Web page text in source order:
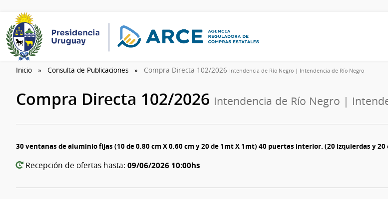
Inicio Consulta de Publicaciones Compra Directa 102/2026 Intendencia de Río Negro | Intendencia de Río Negro
Compra Directa 102/2026 Intendencia de Río Negro |
30 ventanas de aluminio fijas (10 de 0.80 cm X 0.60 cm y 20 de 1mt X 1mt) 40 puertas interior. (20 izquierdas y 20
Recepción de ofertas hasta: 09/06/2026 10:00hs